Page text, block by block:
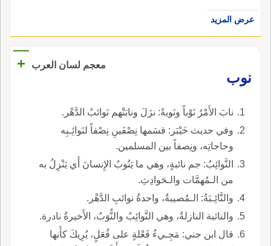
عرض المزيد
معجم لسان العرب
+
نوب
نابَ الأَمْرُ نَوْباً ونَوبةً: نزَلَ ونابَتْهم نَوائبُ الدَّهْر.
وفي حديث خَيْبَر: قسَمها نِصْفَينِ نِصْفاً لنَوائِـبِه
وحاجاتِه، ونِصفاً بين المسلمين.
النَّوائِبُ: جم نائبةٍ، وهي ما يَنُوبُ الإِنسانَ أَي يَنْزِلُ به
من الـمُهمَّات والـحَوادِثِ.
والنَّائِـبَةُ: الـمُصيبةُ، واحدةُ نوائبِ الدَّهْر.
والنائبة النازلةُ، وهي النَّوائِبُ والنُّوَبُ، الأَخيرةُ نادرة.
قال ابن جني: مَجِـيءُ فَعْلةٍ على فُعَلٍ، يُرِيكَ كأَنها